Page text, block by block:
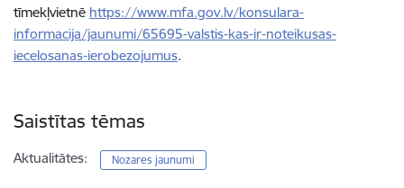
tīmekļvietnē https://www.mfa.gov.lv/konsulara-
informacija/jaunumi/65695-valstis-kas-ir-noteikusas-
iecelosanas-ierobezojumus.
Saistītas tēmas
Aktualitātes: Nozares jaunumi